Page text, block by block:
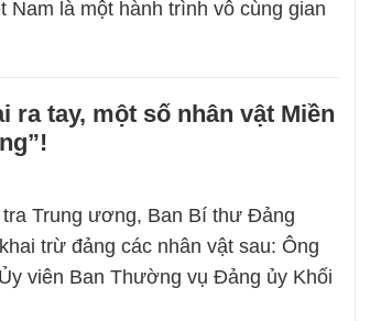
Nam là một hành trình vô cùng gian
ra tay, một số nhân vật Miền
Trung ương, Ban Bí thư Đảng
trừ đảng các nhân vật sau: Ông
viên Ban Thường vụ Đảng ủy Khối